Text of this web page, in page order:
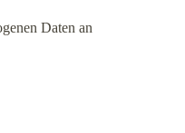
Daten an